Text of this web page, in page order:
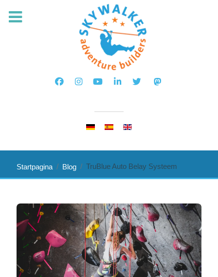
Startpagina Blog TruBlue Auto Belay Systeem